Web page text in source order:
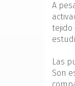
A
tejido
Las
Son